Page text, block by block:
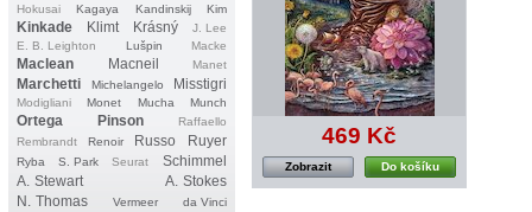
Hokusai
Kagaya Kandinskij Kim
Kinkade Klimt Krásný
J. Lee
E. B. Leighton
Lušpin Macke
Maclean Macneil Manet
Marchetti Michelangelo Misstigri
Modigliani Monet Mucha Munch
Ortega Pinson
Raffaello
Rembrandt
Renoir Russo Ruyer
Ryba S. Park Seurat
Schimmel
A. Stewart
A. Stokes
N. Thomas
Vermeer
da Vinci
469 Kč
Do košíku
Zobrazit